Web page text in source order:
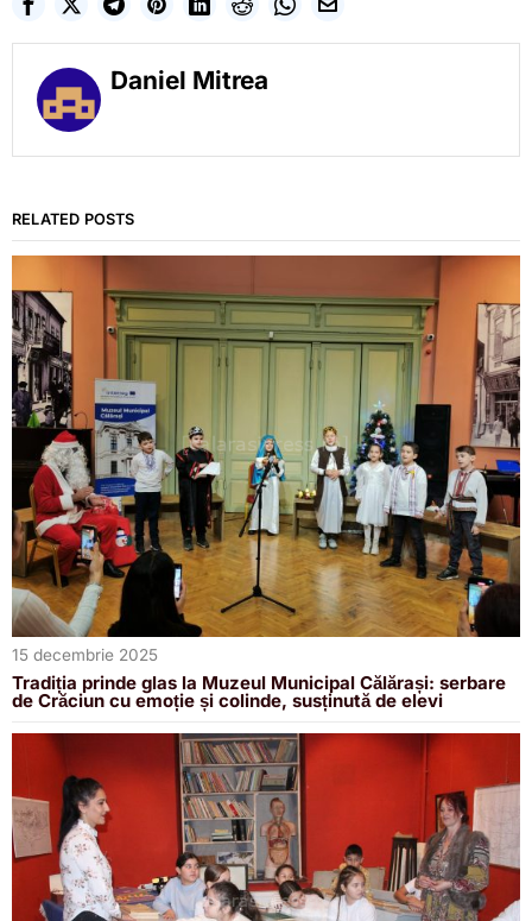
Daniel Mitrea
RELATED POSTS
15 decembrie 2025
Tradiția prinde glas la Muzeul Municipal Călărași: serbare
de Crăciun cu emoție și colinde, susținută de elevi